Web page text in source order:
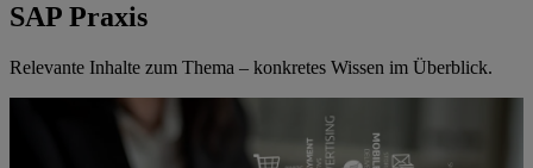
SAP Praxis
Relevante Inhalte zum Thema – konkretes Wissen im Überblick.